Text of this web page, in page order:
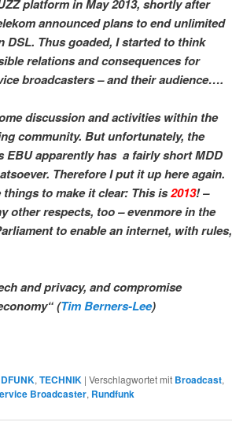
platform in May 2013, shortly after
announced plans to end unlimited
DSL. Thus goaded, I started to think
relations and consequences for
broadcasters – and their audience….
discussion and activities within the
community. But unfortunately, the
EBU apparently has a fairly short MDD
Therefore I put it up here again.
to make it clear: This is2013! –
other respects, too – evenmore in the
to enable an internet, with rules,
and privacy, and compromise
(Tim Berners-Lee)
, TECHNIK | Verschlagwortet mit Broadcast,
Broadcaster, Rundfunk